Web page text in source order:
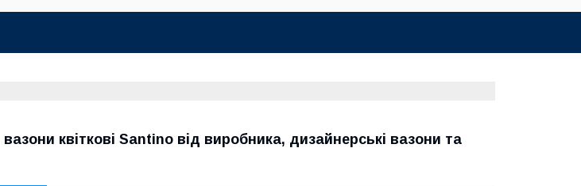
квіткові Santino від виробника, дизайнерські вазони та